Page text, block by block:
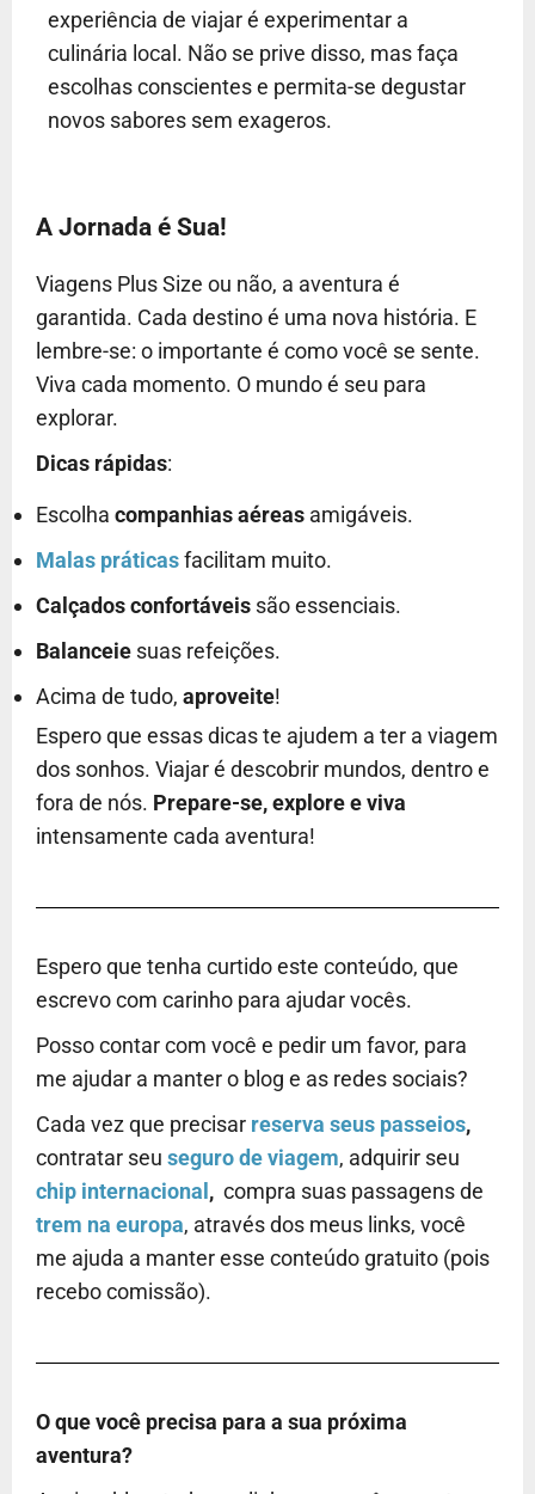
experiência de viajar é experimentar a
culinária local. Não se prive disso, mas faça
escolhas conscientes e permita-se degustar
novos sabores sem exageros.
A Jornada é Sua!
Viagens Plus Size ou não, a aventura é
garantida. Cada destino é uma nova história. E
lembre-se: o importante é como você se sente.
Viva cada momento. O mundo é seu para
explorar.
Dicas rápidas:
Escolha companhias aéreas amigáveis.
Malas práticasfacilitam muito.
Calçados confortáveis são essenciais.
Balanceie suas refeições.
Acima de tudo, aproveite!
Espero que essas dicas te ajudem a ter a viagem
dos sonhos. Viajar é descobrir mundos, dentro e
fora de nós. Prepare-se, explore e viva
intensamente cada aventura!
Espero que tenha curtido este conteúdo, que
escrevo com carinho para ajudar vocês.
Posso contar com você e pedir um favor, para
me ajudar a manter o blog e as redes sociais?
Cada vez que precisar reserva seus passeios,
contratar seu seguro de viagem, adquirir seu
chip internacional , compra suas passagens de
trem na europa, através dos meus links, você
me ajuda a manter esse conteúdo gratuito (pois
recebo comissão).
O que você precisa para a sua próxima
aventura?